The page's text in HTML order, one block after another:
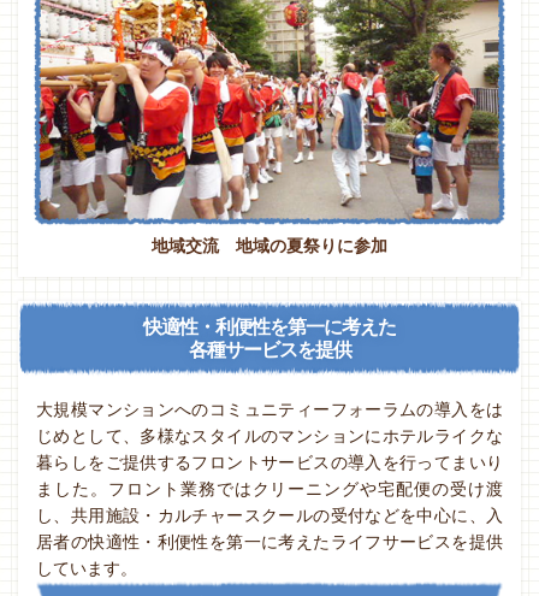
地域交流 地域の夏祭りに参加
快適性・利便性を第一に考えた
各種サービスを提供
大規模マンションへのコミュニティーフォーラムの導入をは
じめとして、 多様なスタイルのマンションにホテルライクな
暮らしをご提供するフロントサービスの導入を行ってまいり
ました。 フロント業務ではクリーニングや宅配便の受け渡
し、共用施設・カルチャースクールの受付などを中心に、
入
居者の快適性・利便性を第一に考えたライフサービスを提供
しています。